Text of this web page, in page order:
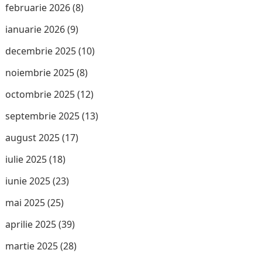
februarie 2026(8)
ianuarie 2026(9)
decembrie 2025(10)
noiembrie 2025(8)
octombrie 2025(12)
septembrie 2025(13)
august 2025(17)
iulie 2025(18)
iunie 2025(23)
mai 2025(25)
aprilie 2025(39)
martie 2025(28)